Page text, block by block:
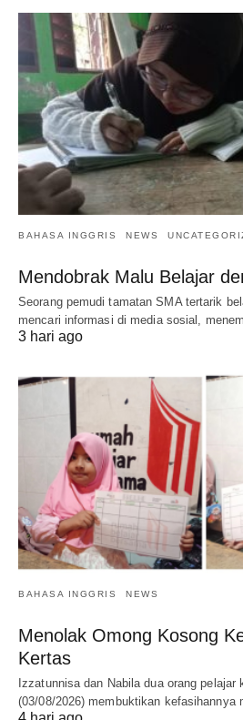
BAHASA INGGRIS NEWS
Mendobrak Malu Belajar
Seorang pemudi tamatan SMA tertarik
mencari informasi di media sosial,
3 hari ago
BAHASA INGGRIS NEWS
Menolak Omong Kosong
Kertas
Izzatunnisa dan Nabila dua orang pelajar
(03/08/2026) membuktikan kefasihannya